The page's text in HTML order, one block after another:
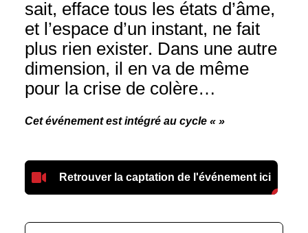
sait, efface tous les états d’âme,
et l’espace d’un instant, ne fait
plus rien exister. Dans une autre
dimension, il en va de même
pour la crise de colère…
Cet événement est intégré au cycle « »
Retrouver la captation de l'événement ici